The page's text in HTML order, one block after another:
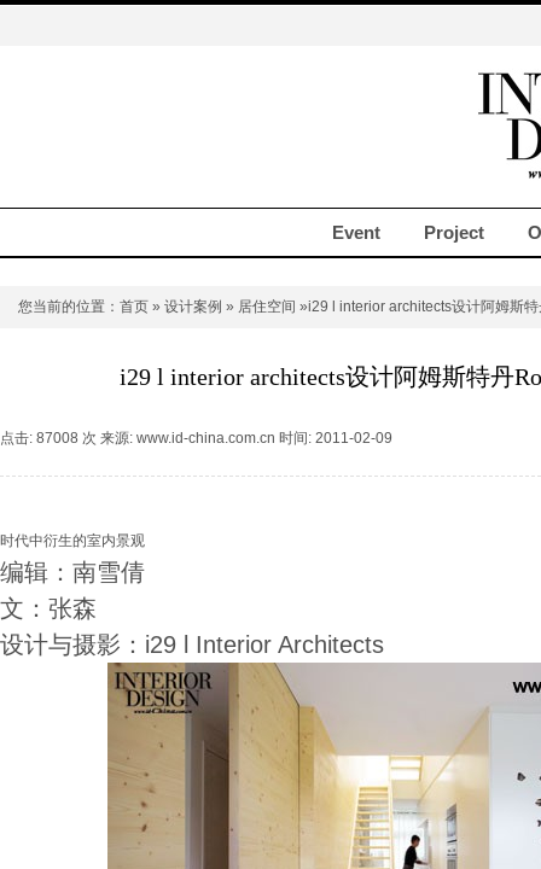
Event Project
您当前的位置： 首页 » 设计案例 » 居住空间 »i29 l interior architects设计阿姆斯
i29 l interior architects设计阿姆斯特丹
点击: 87008 次 来源: www.id-china.com.cn 时间: 2011-02-09
时代中衍生的室内景观
编辑：南雪倩
文：张森
设计与摄影：i29 l Interior Architects